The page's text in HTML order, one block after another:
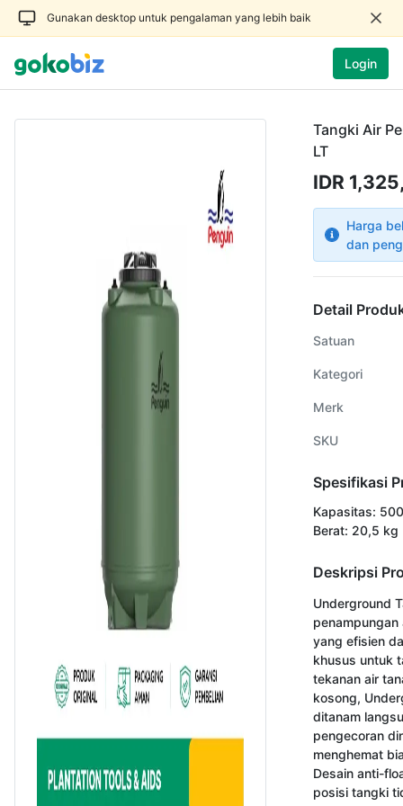
Gunakan desktop untuk pengalaman yang lebih baik
Login
Tangki Air
LT
IDR
Harga
dan
Detail
Satuan
Kategori
Merk
SKU
Spesifikasi
Kapasitas:
Berat: 20,5 kg
Deskripsi
Underground
yang efisien
khusus untuk
tekanan air
kosong,
ditanam
pengecoran
menghemat
Desain anti-
posisi tangki